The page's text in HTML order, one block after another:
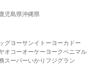
児島県沖縄県
グヨーサンイトーヨーカドー
オコーオーケー ヨークベニマル
スーパーいかり フジグラン